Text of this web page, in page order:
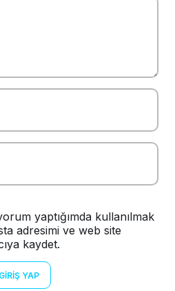
yaptığımda kullanılmak
adresimi ve web site
kaydet.
GIRIŞ YAP